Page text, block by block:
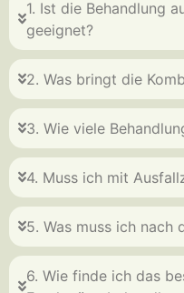
1. Ist die Behandlung
geeignet?
2. Was bringt die
3. Wie viele
4. Muss ich mit
5. Was muss ich nach
6. Wie finde ich das